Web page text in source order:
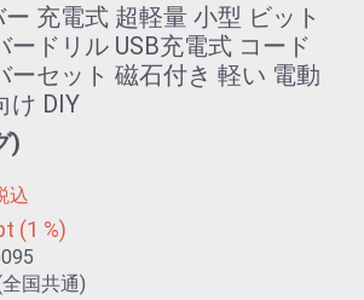
充電式 超軽量 小型 ビット
ードリル USB充電式 コード
ーセット 磁石付き 軽い 電動
け DIY
)
込
(1 %)
国共通)